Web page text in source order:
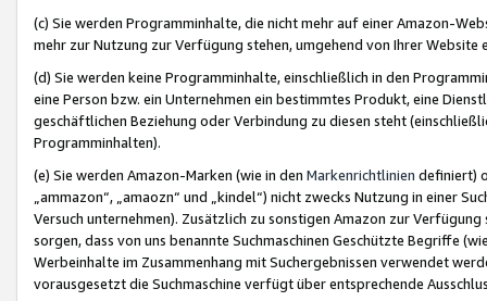
(c) Sie werden Programminhalte, die nicht mehr auf einer Amazon-
mehr zur Nutzung zur Verfügung stehen, umgehend von Ihrer
(d) Sie werden keine Programminhalte, einschließlich in den
eine Person bzw. ein Unternehmen ein bestimmtes Produkt, eine
geschäftlichen Beziehung oder Verbindung zu diesen steht
Programminhalten).
(e) Sie werden Amazon-Marken (wie in den Markenrichtlinien definiert)
„ammazon“, „amaozn“ und „kindel“) nicht zwecks Nutzung in einer
Versuch unternehmen). Zusätzlich zu sonstigen Amazon zur
sorgen, dass von uns benannte Suchmaschinen Geschützte Begriffe
Werbeinhalte im Zusammenhang mit Suchergebnissen verwendet
vorausgesetzt die Suchmaschine verfügt über entsprechende